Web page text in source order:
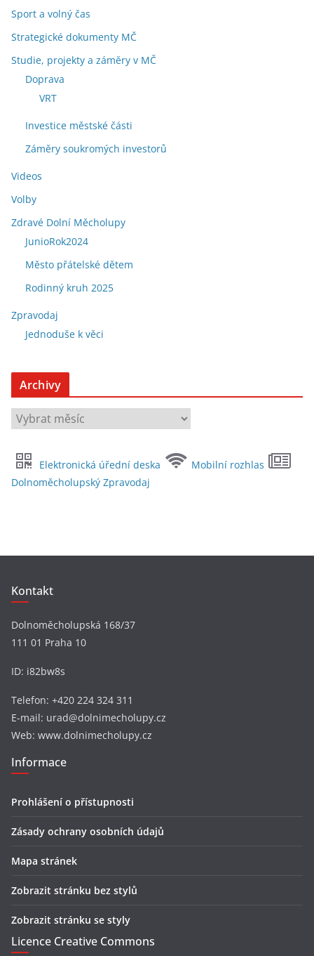
Sport a volný čas
Strategické dokumenty MČ
Studie, projekty a záměry v MČ
Doprava
VRT
Investice městské části
Záměry soukromých investorů
Videos
Volby
Zdravé Dolní Měcholupy
JunioRok2024
Město přátelské dětem
Rodinný kruh 2025
Zpravodaj
Jednoduše k věci
Archivy
A
r
h
i
Elektronická úřední deska
Mobilní rozhlas
Dolnoměcholupský Zpravodaj
Kontakt
Dolnoměcholupská 168/37
111 01 Praha 10
ID: i82bw8s
Telefon: +420 224 324 311
E-mail: urad@dolnimecholupy.cz
Web: www.dolnimecholupy.cz
Informace
Prohlášení o přístupnosti
Zásady ochrany osobních údajů
Mapa stránek
Zobrazit stránku bez stylů
Zobrazit stránku se styly
Licence Creative Commons